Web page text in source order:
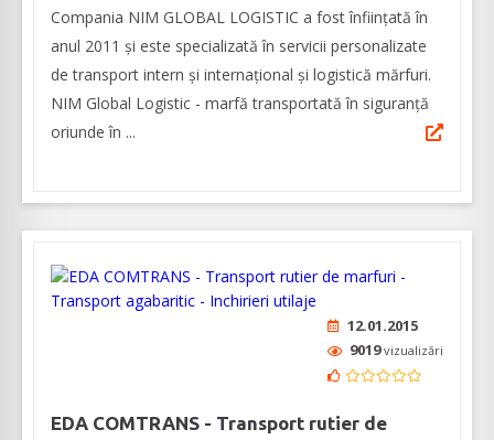
Compania NIM GLOBAL LOGISTIC a fost înființată în
anul 2011 și este specializată în servicii personalizate
de transport intern și internațional și logistică mărfuri.
NIM Global Logistic - marfă transportată în siguranță
oriunde în ...
12.01.2015
9019vizualizări
EDA COMTRANS - Transport rutier de